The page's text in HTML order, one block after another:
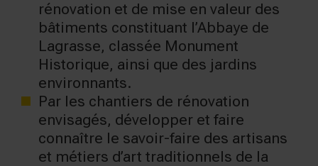
rénovation et de mise en valeur des
bâtiments constituant l’Abbaye de
Lagrasse, classée Monument
Historique, ainsi que des jardins
environnants.
Par les chantiers de rénovation
envisagés, développer et faire
connaître le savoir-faire des artisans
et métiers d’art traditionnels de la